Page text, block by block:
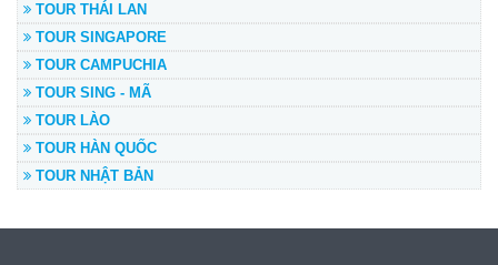
TOUR THÁI LAN
TOUR SINGAPORE
TOUR CAMPUCHIA
TOUR SING - MÃ
TOUR LÀO
TOUR HÀN QUỐC
TOUR NHẬT BẢN